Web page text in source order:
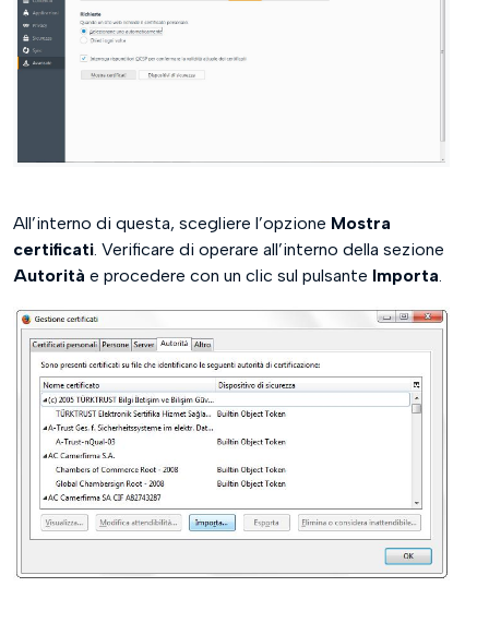
All’interno di questa, scegliere l’opzione Mostra
certificati. Verificare di operare all’interno della sezione
Autorità e procedere con un clic sul pulsante Importa.